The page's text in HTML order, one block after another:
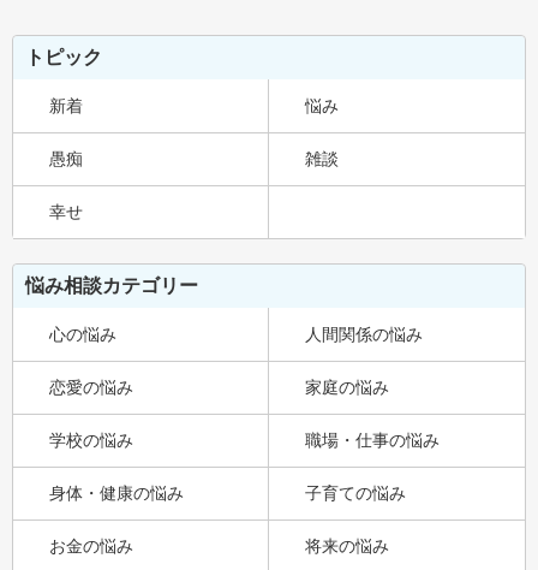
トピック
新着 悩み
愚痴 雑談
幸せ
悩み相談カテゴリー
心の悩み 人間関係の悩み
恋愛の悩み 家庭の悩み
学校の悩み 職場・仕事の悩み
身体・健康の悩み 子育ての悩み
お金の悩み 将来の悩み